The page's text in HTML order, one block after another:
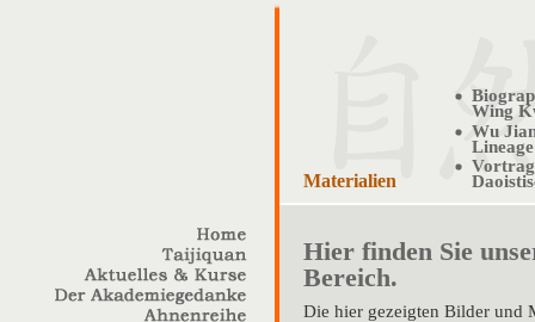
Materialien
Wing
Wu
Hier finden Sie
Bereich.
Die hier gezeigten Bilder und